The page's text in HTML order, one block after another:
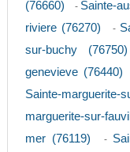
(76660)
- Sainte-
riviere (76270)
-
sur-buchy (76750)
genevieve (76440)
Sainte-
marguerite-sur-
mer (76119)
-